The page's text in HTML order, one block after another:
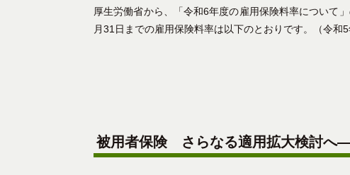
厚生労働省から、「令和6年度の雇用保険料率につい
月31日までの雇用保険料率は以下のとおりです。（令
被用者保険 さらなる適用拡大検討へ